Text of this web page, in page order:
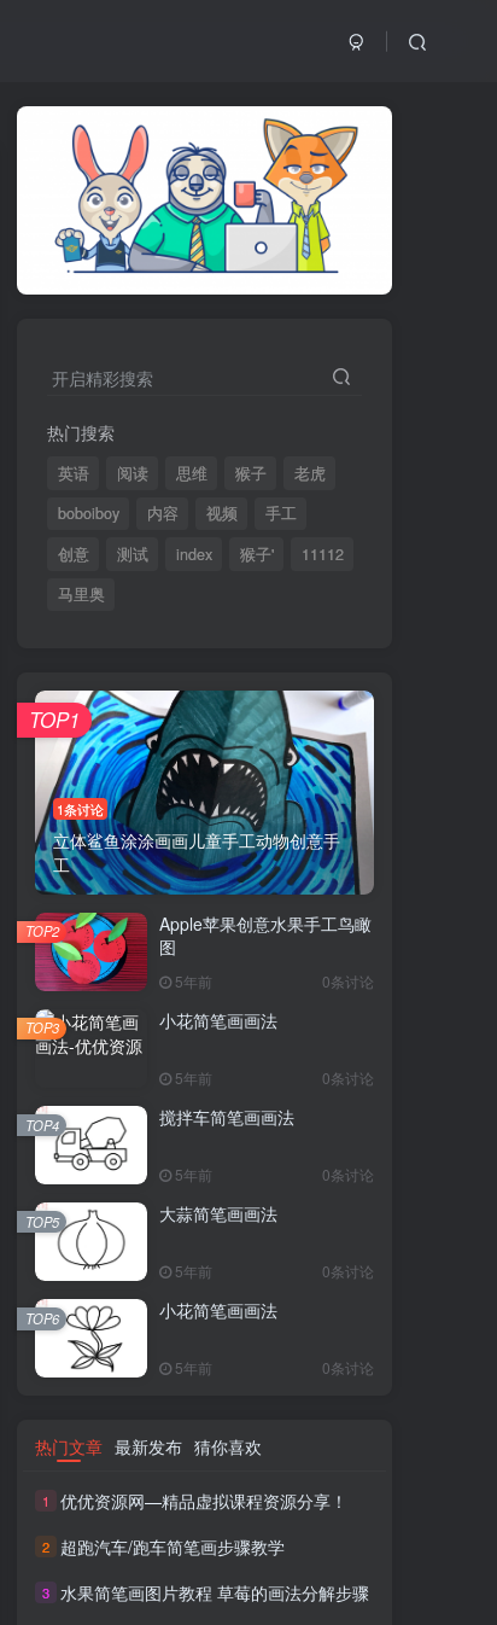
开启精彩搜索
热门搜索
英语 阅读 思维 猴子
老虎
boboiboy
内容 视频
手工
创意
测试 index 猴子'
11112
马里奥
1条讨论
立体鲨鱼涂涂画画儿童手工动物创意手
工
TOP1
Apple苹果创意水果手工鸟瞰
图
5年前 0条讨论
TOP2
小花简笔画画法
5年前 0条讨论
TOP3
搅拌车简笔画画法
5年前 0条讨论
TOP4
大蒜简笔画画法
5年前 0条讨论
TOP5
小花简笔画画法
5年前 0条讨论
TOP6
热门文章 最新发布 猜你喜欢
1 优优资源网—精品虚拟课程资源分享！
2 超跑汽车/跑车简笔画步骤教学
3 水果简笔画图片教程 草莓的画法分解步骤